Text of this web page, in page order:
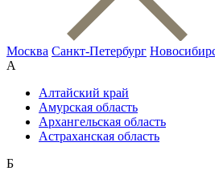
Москва Санкт-Петербург
А
Алтайский край
Амурская область
Архангельская область
Астраханская область
Б